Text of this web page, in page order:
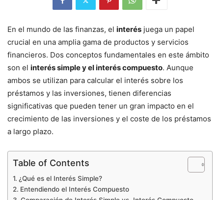
En el mundo de las finanzas, el interés juega un papel
crucial en una amplia gama de productos y servicios
financieros. Dos conceptos fundamentales en este ámbito
son el interés simple y el interés compuesto. Aunque
ambos se utilizan para calcular el interés sobre los
préstamos y las inversiones, tienen diferencias
significativas que pueden tener un gran impacto en el
crecimiento de las inversiones y el coste de los préstamos
a largo plazo.
Table of Contents
¿Qué es el Interés Simple?
Entendiendo el Interés Compuesto